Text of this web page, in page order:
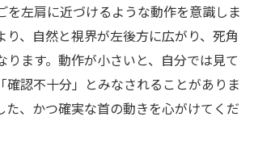
を左肩に近づけるような動作を意識しま
り、自然と視界が左後方に広がり、死角
ります。動作が小さいと、自分では見て
確認不十分」とみなされることがありま
た、かつ確実な首の動きを心がけてくだ